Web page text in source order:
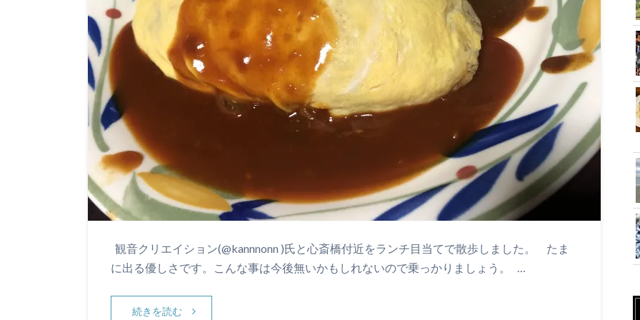
観音クリエイション(@kannnonn )氏と心斎橋付近をランチ目当てで散歩しました。 たま
に出る優しさです。こんな事は今後無いかもしれないので乗っかりましょう。 …
続きを読む